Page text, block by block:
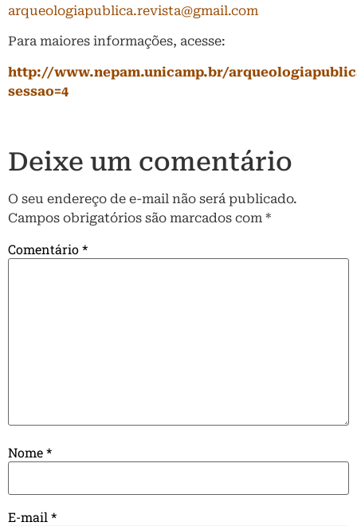
arqueologiapublica.revista@gmail.com
Para maiores informações, acesse:
http://www.nepam.unicamp.br/
sessao=4
Deixe um comentário
O seu endereço de e-mail não será publicado.
Campos obrigatórios são marcados com *
Comentário*
Nome*
E-mail *